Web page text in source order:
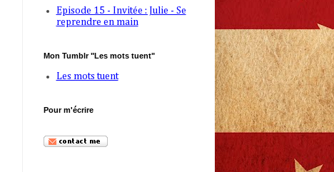
Episode 15 - Invitée : Julie - Se
reprendre en main
Mon Tumblr "Les mots tuent"
Les mots tuent
Pour m'écrire